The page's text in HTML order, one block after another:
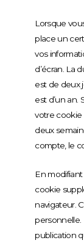
Lorsque
place un
vos
d’écran. La
est de deux
est d’un an.
votre cookie
deux
compte, le
En
cookie
navigateur.
personnelle.
publication